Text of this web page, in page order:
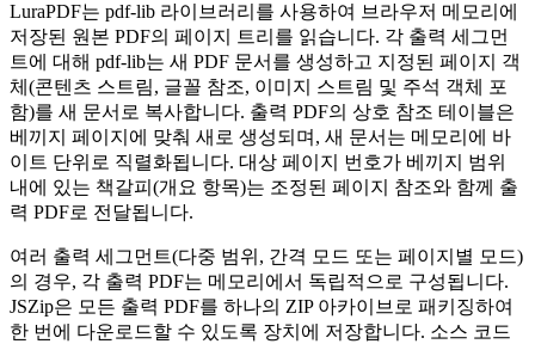
LuraPDF는 pdf-lib 라이브러리를 사용하여 브라우저 메모리에
저장된 원본 PDF의 페이지 트리를 읽습니다. 각 출력 세그먼
트에 대해 pdf-lib는 새 PDF 문서를 생성하고 지정된 페이지 객
체(콘텐츠 스트림, 글꼴 참조, 이미지 스트림 및 주석 객체 포
함)를 새 문서로 복사합니다. 출력 PDF의 상호 참조 테이블은
베끼지 페이지에 맞춰 새로 생성되며, 새 문서는 메모리에 바
이트 단위로 직렬화됩니다. 대상 페이지 번호가 베끼지 범위
내에 있는 책갈피(개요 항목)는 조정된 페이지 참조와 함께 출
력 PDF로 전달됩니다.
여러 출력 세그먼트(다중 범위, 간격 모드 또는 페이지별 모드)
의 경우, 각 출력 PDF는 메모리에서 독립적으로 구성됩니다.
JSZip은 모든 출력 PDF를 하나의 ZIP 아카이브로 패키징하여
한 번에 다운로드할 수 있도록 장치에 저장합니다. 소스 코드